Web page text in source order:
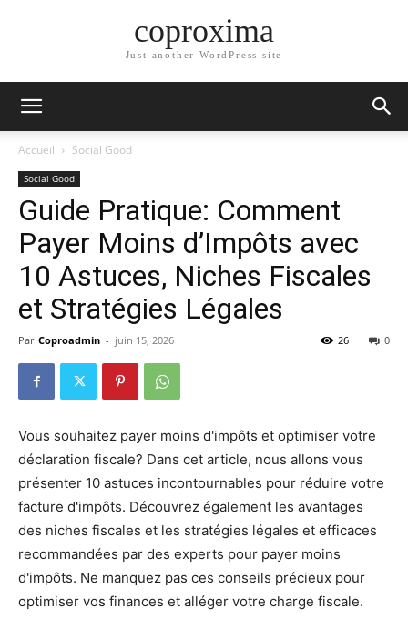
coproxima
Just another WordPress site
Accueil Social Good
Social Good
Guide Pratique: Comment
Payer Moins d’Impôts avec
10 Astuces, Niches Fiscales
et Stratégies Légales
Par Coproadmin - juin 15, 2026 0
26
Vous souhaitez payer moins d'impôts et optimiser votre
déclaration fiscale? Dans cet article, nous allons vous
présenter 10 astuces incontournables pour réduire votre
facture d'impôts. Découvrez également les avantages
des niches fiscales et les stratégies légales et efficaces
recommandées par des experts pour payer moins
d'impôts. Ne manquez pas ces conseils précieux pour
optimiser vos finances et alléger votre charge fiscale.